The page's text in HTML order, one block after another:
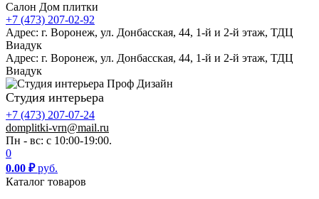
Салон Дом плитки
+7 (473) 207-02-92
Адрес: г. Воронеж, ул. Донбасская, 44, 1-й и 2-й этаж, ТДЦ
Виадук
Адрес: г. Воронеж, ул. Донбасская, 44, 1-й и 2-й этаж, ТДЦ
Виадук
Студия интерьера
+7 (473) 207-07-24
domplitki-vrn@mail.ru
Пн - вс: с 10:00-19:00.
0
0.00 ₽руб.
Каталог товаров